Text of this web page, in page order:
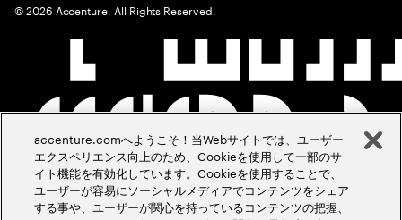
©2026 Accenture. All Rights Reserved.
accenture.comへようこそ！当Webサイトでは、ユーザー
エクスペリエンス向上のため、Cookieを使用して一部のサ
イト機能を有効化しています。Cookieを使用することで、
ユーザーが容易にソーシャルメディアでコンテンツをシェア
する事や、ユーザーが関心を持っているコンテンツの把握、